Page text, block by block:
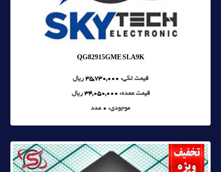
QG82915GME SLA9K
قیمت تکی: 35,730,000 ریال
قیمت عمده: 34,050,000 ریال
موجودی: 0 عدد